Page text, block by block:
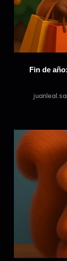
Fin de